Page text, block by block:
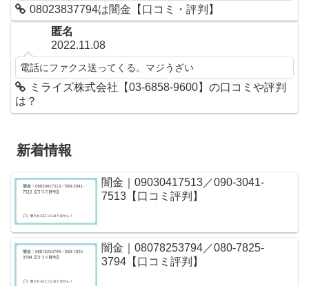
08023837794は闇金【口コミ・評判】
匿名
2022.11.08
電話にファクス送ってくる。マジうざい
ミライズ株式会社【03-6858-9600】の口コミや評判
は？
新着情報
闇金｜09030417513／090-3041-
7513【口コミ評判】
闇金｜08078253794／080-7825-
3794【口コミ評判】